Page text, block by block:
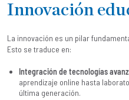
Innovación
La innovación es un pilar
Esto se traduce en:
Integración de tecnologías
aprendizaje online hasta
última generación.